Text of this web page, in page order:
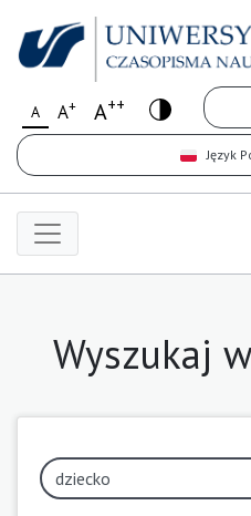
A A+ A++
Język
Wyszukaj